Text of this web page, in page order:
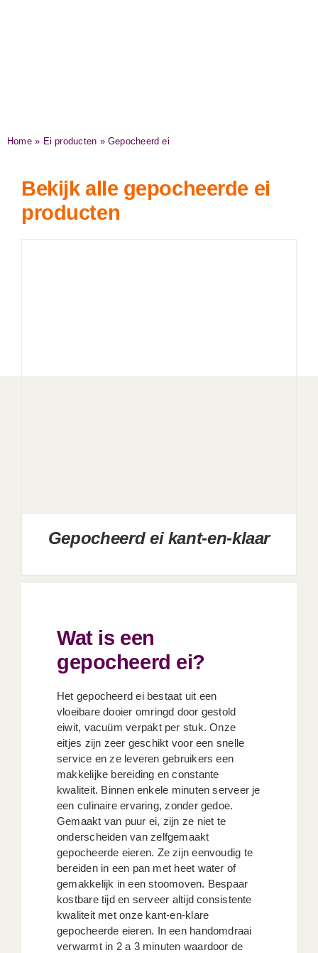
Home» Ei producten » Gepocheerd ei
Bekijk alle gepocheerde ei
producten
Gepocheerd ei kant-en-klaar
Wat is een
gepocheerd ei?
Het gepocheerd ei bestaat uit een
vloeibare dooier omringd door gestold
eiwit, vacuüm verpakt per stuk. Onze
eitjes zijn zeer geschikt voor een snelle
service en ze leveren gebruikers een
makkelijke bereiding en constante
kwaliteit. Binnen enkele minuten serveer je
een culinaire ervaring, zonder gedoe.
Gemaakt van puur ei, zijn ze niet te
onderscheiden van zelfgemaakt
gepocheerde eieren. Ze zijn eenvoudig te
bereiden in een pan met heet water of
gemakkelijk in een stoomoven. Bespaar
kostbare tijd en serveer altijd consistente
kwaliteit met onze kant-en-klare
gepocheerde eieren. In een handomdraai
verwarmt in 2 a 3 minuten waardoor de